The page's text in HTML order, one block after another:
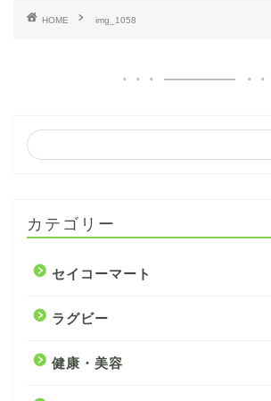
HOME img_1058
カテゴリー
セイコーマート
ラグビー
健康・美容